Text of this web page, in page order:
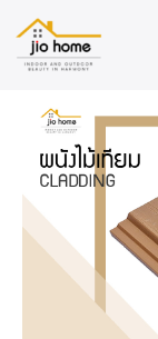
Skip
to
content
ผนัง
เทียม
1.4x14.5x300
ซม.
ชิ้น